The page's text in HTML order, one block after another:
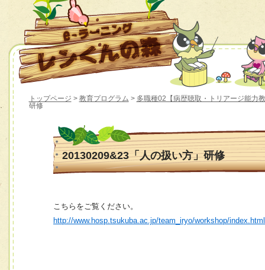
トップページ > 教育プログラム > 多職種02【病歴聴取・トリアージ能力
研修
20130209&23「人の扱い方」研修
こちらをご覧ください。
http://www.hosp.tsukuba.ac.jp/team_iryo/workshop/